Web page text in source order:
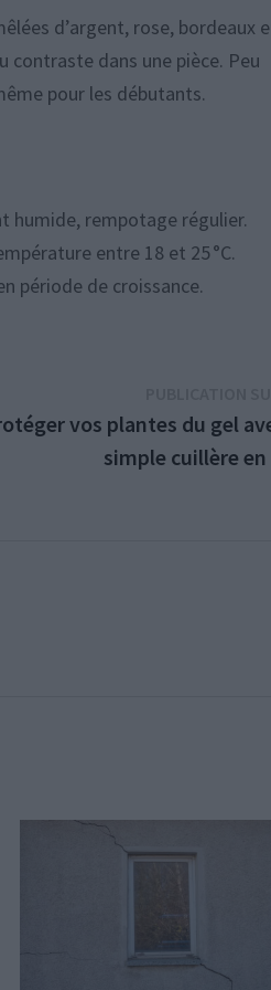
d’argent, rose, bordeaux
dans une pièce. Peu
pour les débutants.
humide, rempotage régulier.
entre 18 et 25 °C.
période de croissance.
vos plantes du gel
simple cuillère